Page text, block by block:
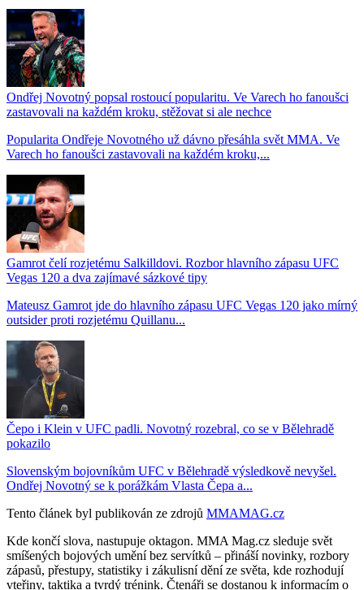
Ondřej Novotný popsal rostoucí popularitu. Ve Varech ho fanoušci
zastavovali na každém kroku, stěžovat si ale nechce
Popularita Ondřeje Novotného už dávno přesáhla svět MMA. Ve
Varech ho fanoušci zastavovali na každém kroku,...
Gamrot čelí rozjetému Salkilldovi. Rozbor hlavního zápasu UFC
Vegas 120 a dva zajímavé sázkové tipy
Mateusz Gamrot jde do hlavního zápasu UFC Vegas 120 jako mírný
outsider proti rozjetému Quillanu...
Čepo i Klein v UFC padli. Novotný rozebral, co se v Bělehradě
pokazilo
Slovenským bojovníkům UFC v Bělehradě výsledkově nevyšel.
Ondřej Novotný se k porážkám Vlasta Čepa a...
Tento článek byl publikován ze zdrojů MMAMAG.cz
Kde končí slova, nastupuje oktagon. MMA Mag.cz sleduje svět
smíšených bojových umění bez servítků – přináší novinky, rozbory
zápasů, přestupy, statistiky i zákulisní dění ze světa, kde rozhodují
vteřiny, taktika a tvrdý trénink. Čtenáři se dostanou k informacím o